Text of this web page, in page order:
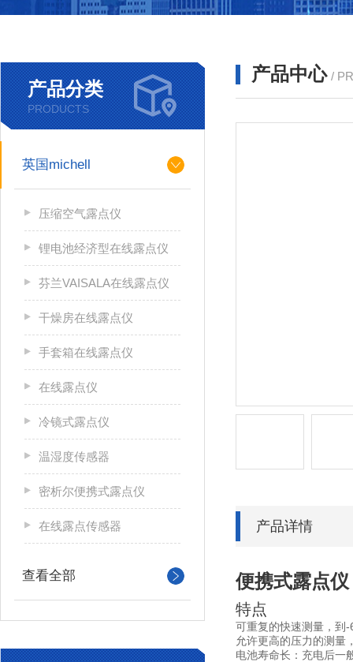
产品分类
PRODUCTS
英国michell
压缩空气露点仪
锂电池经济型在线露点仪
芬兰VAISALA在线露点仪
干燥房在线露点仪
手套箱在线露点仪
在线露点仪
冷镜式露点仪
温湿度传感器
密析尔便携式露点仪
在线露点传感器
查看全部
产品中心 /
产品详情
便携式露点
特点
可重复的快速测量，到
允许更高的压力的测量
电池寿命长：充电后一